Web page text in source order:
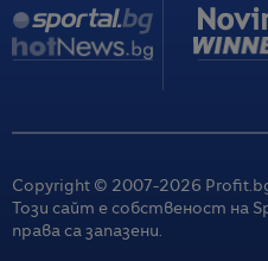
Copyright © 2007-2026
Този сайт е собственост на
права са запазени.